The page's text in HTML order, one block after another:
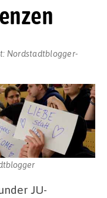
Nordstadtblogger-
JU-